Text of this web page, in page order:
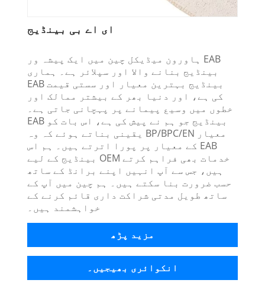
ای اے بی بینڈیج
ہاورون میڈیکل چین میں ایک پیشہ ور EAB
بینڈیج بنانے والا اور سپلائر ہے۔ ہماری
EAB بینڈیج بہترین معیار اور سستی قیمت
کی ہے، اور دنیا بھر کے بیشتر ممالک اور
خطوں میں وسیع پیمانے پر پہچانی جاتی ہے۔
EAB بینڈیج جو ہم نے پیش کی ہے، اس بات کو
یقینی بناتے ہوئے کہ وہ BP/BPC/EN معیار
کے معیار پر پورا اترتے ہیں۔ ہم اس EAB
بینڈیج کے لیے OEM خدمات بھی فراہم کرتے
ہیں، جس سے آپ انہیں اپنے برانڈ کے ساتھ
حسب ضرورت بنا سکتے ہیں۔ ہم چین میں آپ کے
ساتھ طویل مدتی شراکت داری قائم کرنے کے
خواہشمند ہیں۔
مزید پڑھ
انکوائری بھیجیں۔